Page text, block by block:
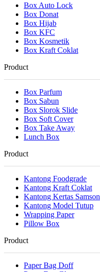
Box Auto Lock
Box Donat
Box Hijab
Box KFC
Box Kosmetik
Box Kraft Coklat
Product
Box Parfum
Box Sabun
Box Slorok Slide
Box Soft Cover
Box Take Away
Lunch Box
Product
Kantong Foodgrade
Kantong Kraft Coklat
Kantong Kertas Samson
Kantong Model Tutup
Wrapping Paper
Pillow Box
Product
Paper Bag Doff